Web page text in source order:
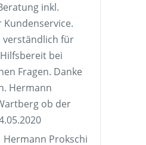
inkl.
Kundenservice.
verständlich für
bei
Fragen. Danke
Hermann
ob der
Hermann Prokschi